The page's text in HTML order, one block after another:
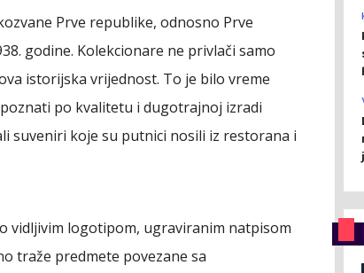
Prve republike, odnosno Prve
godine. Kolekcionare ne privlači samo
istorijska vrijednost. To je bilo vreme
po kvalitetu i dugotrajnoj izradi
suveniri koje su putnici nosili iz restorana i
vidljivim logotipom, ugraviranim natpisom
traže predmete povezane sa